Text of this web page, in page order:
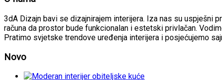
3dA Dizajn bavi se dizajnirajem interijera. Iza nas su uspješni
računa da prostor bude funkcionalan i estetski privlačan.
Pratimo svjetske trendove uređenja interijera i posjećujemo
Novo